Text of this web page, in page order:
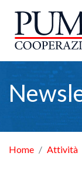
Torna alla
Home Attività